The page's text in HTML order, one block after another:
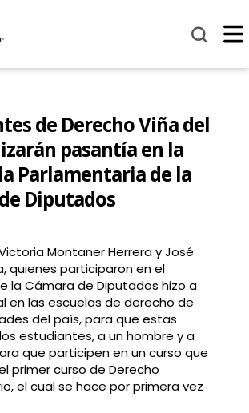
de Derecho Viña del
pasantía en la
Parlamentaria de la
Diputados
Montaner Herrera y José
quienes participaron en el
la Cámara de Diputados hizo a
en las escuelas de derecho de
del país, para que estas
estudiantes, a un hombre y a
que participen en un curso que
primer curso de Derecho
el cual se hace por primera vez